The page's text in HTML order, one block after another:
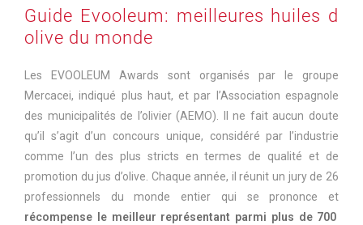
Guide Evooleum: meilleures huiles d
olive du monde
Les EVOOLEUM Awards sont organisés par le groupe
Mercacei, indiqué plus haut, et par l’Association espagnole
des municipalités de l’olivier (AEMO). Il ne fait aucun doute
qu’il s’agit d’un concours unique, considéré par l’industrie
comme l’un des plus stricts en termes de qualité et de
promotion du jus d’olive. Chaque année, il réunit un jury de 26
professionnels du monde entier qui se prononce et
récompense le meilleur représentant parmi plus de 700